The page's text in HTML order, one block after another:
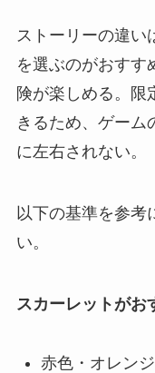
ストーリーの違い
を選ぶのがおすす
険が楽しめる。限
きるため、ゲーム
に左右されない。
以下の基準を参考
い。
スカーレットがお
赤色・オレン